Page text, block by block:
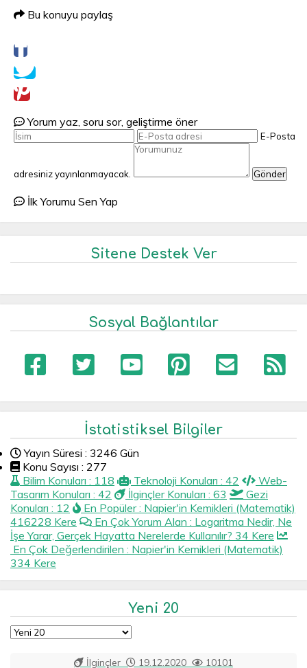
Bu konuyu paylaş
Yorum yaz, soru sor, geliştirme öner
E-Posta
adresiniz yayınlanmayacak. Gönder
İlk Yorumu Sen Yap
Sitene Destek Ver
Sosyal Bağlantılar
İstatistiksel Bilgiler
Yayın Süresi : 3246 Gün
Konu Sayısı : 277
Bilim Konuları : 118
Teknoloji Konuları : 42
Web-
Tasarım Konuları : 42
İlginçler Konuları : 63
Gezi
Konuları : 12
En Popüler : Napier'in Kemikleri (Matematik)
416228 Kere
En Çok Yorum Alan : Logaritma Nedir, Ne
İşe Yarar, Gerçek Hayatta Nerelerde Kullanılır? 34 Kere
En Çok Değerlendirilen : Napier'in Kemikleri (Matematik)
334 Kere
Yeni 20
İlginçler 19.12.2020 10101